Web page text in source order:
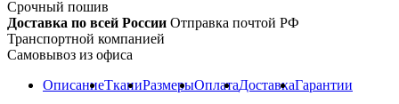
Срочный пошив
Доставка по всей России Отправка почтой РФ
Транспортной компанией
Самовывоз из офиса
ОписаниеТканиРазмерыОплатаДоставкаГарантии